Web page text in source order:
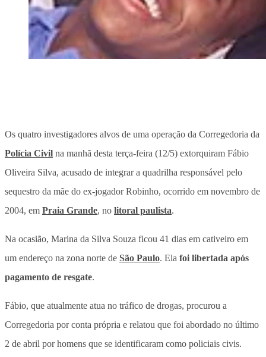
Os quatro investigadores alvos de uma operação da Corregedoria da
Polícia Civil na manhã desta terça-feira (12/5) extorquiram Fábio
Oliveira Silva, acusado de integrar a quadrilha responsável pelo
sequestro da mãe do ex-jogador Robinho, ocorrido em novembro de
2004, em Praia Grande, no litoral paulista.
Na ocasião, Marina da Silva Souza ficou 41 dias em cativeiro em
um endereço na zona norte de São Paulo. Ela foi libertada após
pagamento de resgate.
Fábio, que atualmente atua no tráfico de drogas, procurou a
Corregedoria por conta própria e relatou que foi abordado no último
2 de abril por homens que se identificaram como policiais civis.